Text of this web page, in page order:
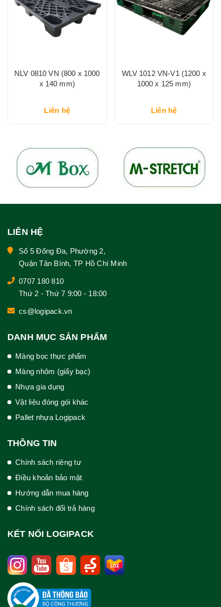
NLV 0810 VN (800 x 1000
x 140 mm)
Liên hệ
WLV 1012 VN-V1 (1200 x
1000 x 125 mm)
Liên hệ
LIÊN HỆ
Số 5 Đống Đa, Phường 2,
Quận Tân Bình, TP Hồ Chí Minh
0707 180 810
Thứ 2 - Thứ 7 9:00 - 18:00
cs@logipack.vn
DANH MỤC SẢN PHẨM
Màng bọc thực phẩm
Màng nhôm (giấy bạc)
Nhựa gia dụng
Vật liệu đóng gói khác
Pallet nhựa Logipack
THÔNG TIN
Chính sách riêng tư
Điều khoản bảo mật
Hướng dẫn mua hàng
Chính sách đổi trả hàng
KẾT NỐI LOGIPACK